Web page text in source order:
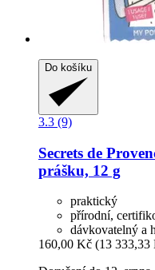
Do košíku
3.3 (9)
Secrets de
prášku, 12 g
praktický
přírodní,
dávkovatelný a
160,00 Kč (13 333,33